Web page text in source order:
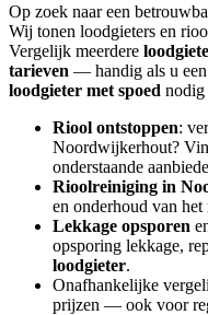
Op zoek naar een
Wij tonen loodgieters en
Vergelijk meerdere
tarieven — handig als u een
loodgieter met spoed nodig
Riool ontstoppen:
Noordwijkerhout?
onderstaande
Rioolreiniging in
en onderhoud van het
Lekkage opsporen
opsporing lekkage,
loodgieter.
Onafhankelijke
prijzen — ook voor